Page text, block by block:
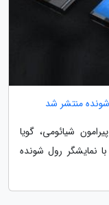
منتشر شد
شیائومی، گویا
نمایشگر رول شونده